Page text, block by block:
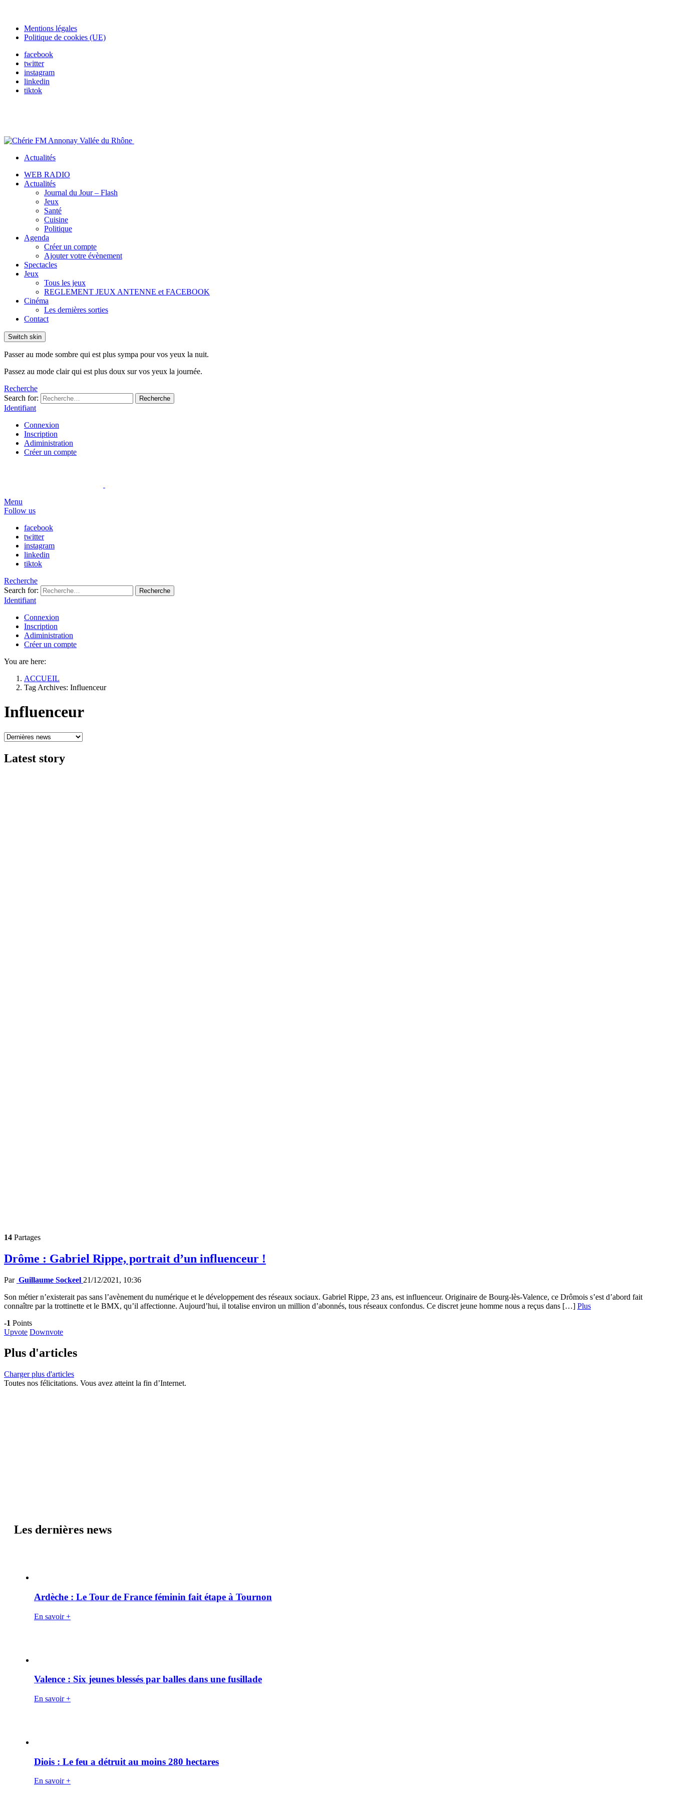
Mentions légales
Politique de cookies (UE)
facebook
twitter
instagram
linkedin
tiktok
Actualités
WEB RADIO
Actualités
Journal du Jour – Flash
Jeux
Santé
Cuisine
Politique
Agenda
Créer un compte
Ajouter votre évènement
Spectacles
Jeux
Tous les jeux
REGLEMENT JEUX ANTENNE et FACEBOOK
Cinéma
Les dernières sorties
Contact
Switch skin
Passer au mode sombre qui est plus sympa pour vos yeux la nuit.
Passez au mode clair qui est plus doux sur vos yeux la journée.
Recherche
Search for:
Recherche
Identifiant
Connexion
Inscription
Adiministration
Créer un compte
Menu
Follow us
facebook
twitter
instagram
linkedin
tiktok
Recherche
Search for:
Recherche
Identifiant
Connexion
Inscription
Adiministration
Créer un compte
You are here:
ACCUEIL
Tag Archives: Influenceur
Influenceur
Latest story
14 Partages
Drôme : Gabriel Rippe, portrait d’un influenceur !
Par Guillaume Sockeel 21/12/2021, 10:36
Son métier n’existerait pas sans l’avènement du numérique et le développement des réseaux sociaux. Gabriel Rippe, 23 ans, est influenceur. Originaire de Bourg-lès-Valence, ce Drômois s’est d’abord fait
connaître par la trottinette et le BMX, qu’il affectionne. Aujourd’hui, il totalise environ un million d’abonnés, tous réseaux confondus. Ce discret jeune homme nous a reçus dans […] Plus
-1 Points
Upvote Downvote
Plus d'articles
Charger plus d'articles
Toutes nos félicitations. Vous avez atteint la fin d’Internet.
Les dernières news
Ardèche : Le Tour de France féminin fait étape à Tournon
En savoir +
Valence : Six jeunes blessés par balles dans une fusillade
En savoir +
Diois : Le feu a détruit au moins 280 hectares
En savoir +